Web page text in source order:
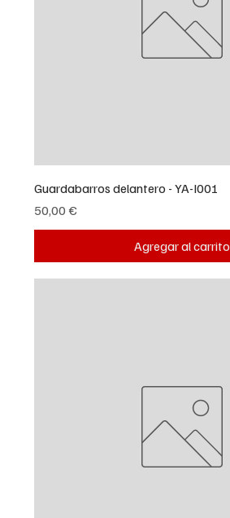
Guardabarros delantero - YA-I001
Precio
50,00 €
Agregar al carrito